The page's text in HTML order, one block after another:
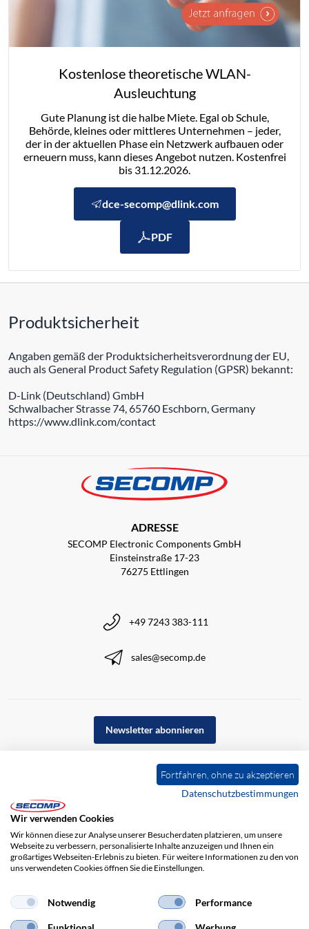
Kostenlose theoretische WLAN-
Ausleuchtung
Gute Planung ist die halbe Miete. Egal ob Schule,
Behörde, kleines oder mittleres Unternehmen – jeder,
der in der aktuellen Phase ein Netzwerk aufbauen oder
erneuern muss, kann dieses Angebot nutzen. Kostenfrei
bis 31.12.2026.
dce-secomp@dlink.com
PDF
Produktsicherheit
Angaben gemäß der Produktsicherheitsverordnung der EU,
auch als General Product Safety Regulation (GPSR) bekannt:
D-Link (Deutschland) GmbH
Schwalbacher Strasse 74, 65760 Eschborn, Germany
https://www.dlink.com/contact
ADRESSE
SECOMP Electronic Components GmbH
Einsteinstraße 17-23
76275 Ettlingen
+49 7243 383-111
sales@secomp.de
Newsletter abonnieren
Impressum Haftungsausschluss
Fortfahren, ohne zu akzeptieren
Datenschutzbestimmungen
Wir verwenden Cookies
Wir können diese zur Analyse unserer Besucherdaten platzieren, um unsere
Webseite zu verbessern, personalisierte Inhalte anzuzeigen und Ihnen ein
großartiges Webseiten-Erlebnis zu bieten. Für weitere Informationen zu den von
uns verwendeten Cookies öffnen Sie die Einstellungen.
Notwendig Performance